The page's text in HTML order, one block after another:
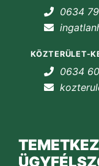
0634
KÖZTERÜLET-
0634